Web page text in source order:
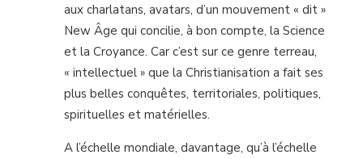
aux charlatans, avatars, d’un mouvement « dit »
New Âge qui concilie, à bon compte, la Science
et la Croyance. Car c’est sur ce genre terreau,
« intellectuel » que la Christianisation a fait ses
plus belles conquêtes, territoriales, politiques,
spirituelles et matérielles.
A l’échelle mondiale, davantage, qu’à l’échelle